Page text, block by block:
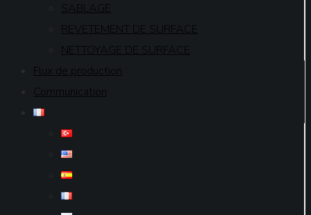
SABLAGE
REVETEMENT DE SURFACE
NETTOYAGE DE SURFACE
Flux de production
Communication